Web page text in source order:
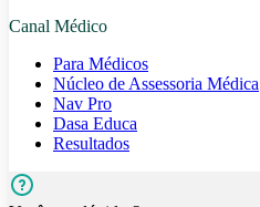
Canal Médico
Para Médicos
Núcleo de Assessoria Médica
Nav Pro
Dasa Educa
Resultados